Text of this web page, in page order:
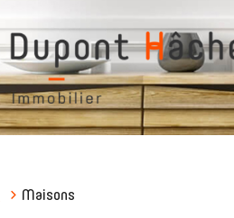
Maisons